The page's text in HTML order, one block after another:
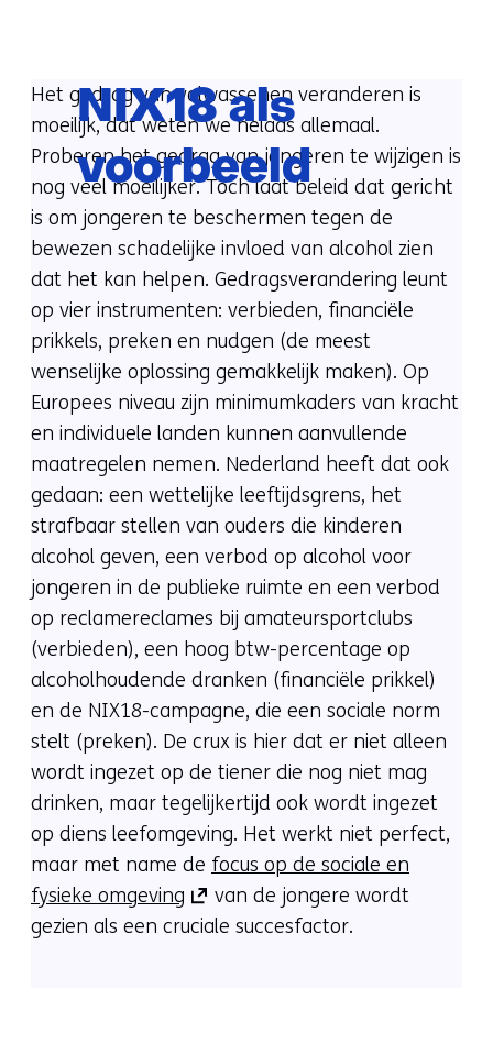
andere
website)
NIX18 als
voorbeeld
Het gedrag van volwassenen veranderen is
moeilijk, dat weten we helaas allemaal.
Proberen het gedrag van jongeren te wijzigen is
nog veel moeilijker. Toch laat beleid dat gericht
is om jongeren te beschermen tegen de
bewezen schadelijke invloed van alcohol zien
dat het kan helpen. Gedragsverandering leunt
op vier instrumenten: verbieden, financiële
prikkels, preken en nudgen (de meest
wenselijke oplossing gemakkelijk maken). Op
Europees niveau zijn minimumkaders van kracht
en individuele landen kunnen aanvullende
maatregelen nemen. Nederland heeft dat ook
gedaan: een wettelijke leeftijdsgrens, het
strafbaar stellen van ouders die kinderen
alcohol geven, een verbod op alcohol voor
jongeren in de publieke ruimte en een verbod
op reclamereclames bij amateursportclubs
(verbieden), een hoog btw-percentage op
alcoholhoudende dranken (financiële prikkel)
en de NIX18-campagne, die een sociale norm
stelt (preken). De crux is hier dat er niet alleen
wordt ingezet op de tiener die nog niet mag
drinken, maar tegelijkertijd ook wordt ingezet
op diens leefomgeving. Het werkt niet perfect,
maar met name de focus op de sociale en
fysieke omgeving (opent
in
van de jongere wordt
gezien als een cruciale succesfactor.